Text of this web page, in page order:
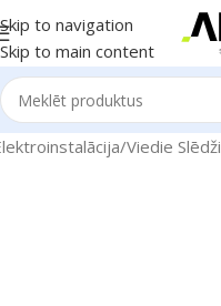
Skip to navigation
Skip to main content
/Viedie Slēdži